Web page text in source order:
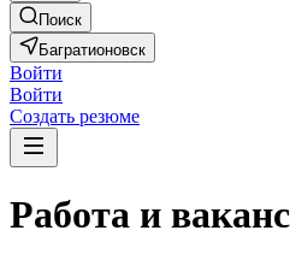
Поиск
Багратионовск
Войти
Войти
Создать резюме
Работа и